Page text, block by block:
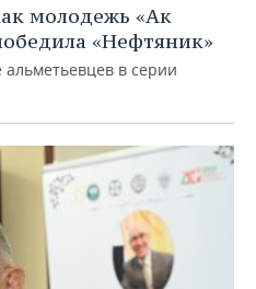
молодежь «Ак
«Нефтяник»
в серии